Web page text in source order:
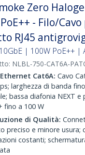
Zero
- Filo/
RJ45
| 100W PoE++ |
NLBL-750-CAT6A-
Cat6A: Cavo
larghezza di banda
bassa diafonia NEXT
fino a 100 W
di Qualità:
preciso e minore
costanti;